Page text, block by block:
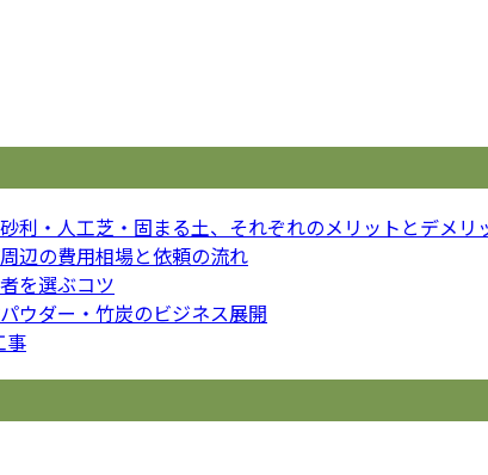
利・人工芝・固まる土、それぞれのメリットとデメリ
辺の費用相場と依頼の流れ
を選ぶコツ
ウダー・竹炭のビジネス展開
事